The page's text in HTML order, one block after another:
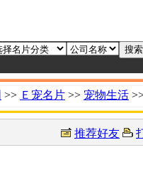
>> Ｅ宠名片 >> 宠物生活
推荐好友